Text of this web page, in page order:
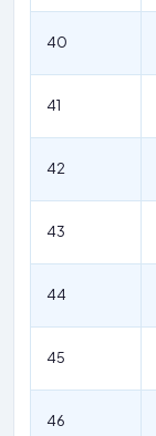
40
41
42
43
44
45
46